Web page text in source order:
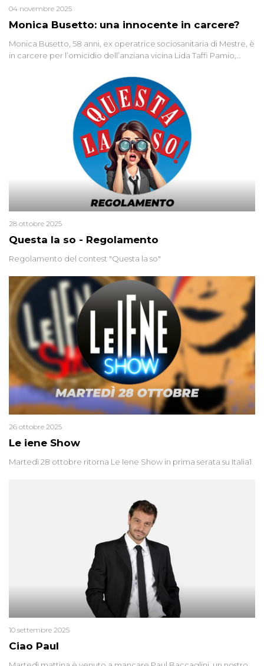
Monica Busetto: una innocente in carcere?
04 novembre 2025
Monica Busetto, 58 anni, ex operatrice sociosanitaria di Mestre, è
in carcere per l’omicidio dell’anziana vicina Lida Taffi Pamio,
minuscola su una collanina, Monica si proclama innocente. Nel
2015 un’altra donna confessa lo stesso delitto, poi ritratta. Due
colpevoli per un solo omicidio: errore giudiziario o giustizia
Questa la so - Regolamento
28 ottobre 2025
Regolamento del contest "Questa la so"
Le iene Show
26 ottobre 2025
Martedì 28 ottobre ritorna Le Iene Show in prima serata su Italia1
Ciao Paul
10 settembre 2025